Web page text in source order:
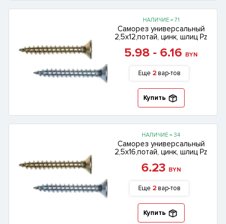
НАЛИЧИЕ = 71
Саморез универсальный
2,5х12,потай, цинк, шлиц Pz
5.98 - 6.16 BYN
Еще 2 вар-тов
Купить
НАЛИЧИЕ = 34
Саморез универсальный
2,5х16,потай, цинк, шлиц Pz
6.23 BYN
Еще 2 вар-тов
Купить